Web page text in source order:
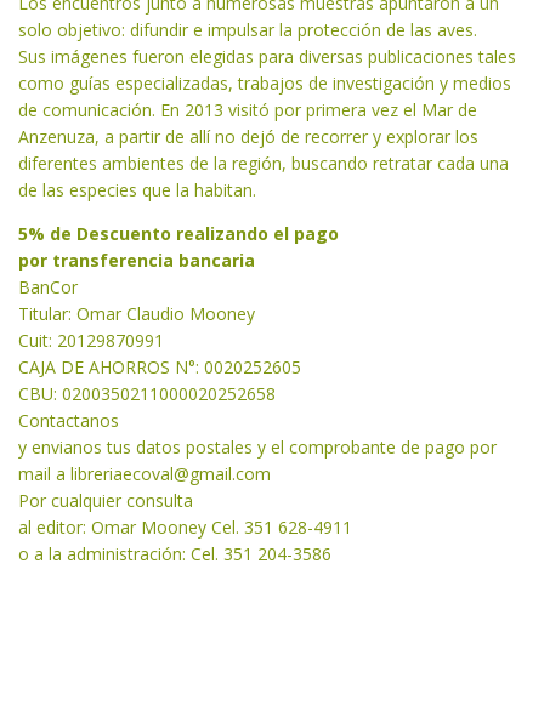
solo objetivo: difundir e impulsar la protección de las aves.
Sus imágenes fueron elegidas para diversas publicaciones tales
como guías especializadas, trabajos de investigación y medios
de comunicación. En 2013 visitó por primera vez el Mar de
Anzenuza, a partir de allí no dejó de recorrer y explorar los
diferentes ambientes de la región, buscando retratar cada una
de las especies que la habitan.
5% de Descuento realizando el pago
por transferencia bancaria
BanCor
Titular: Omar Claudio Mooney
Cuit: 20129870991
CAJA DE AHORROS N°: 0020252605
CBU: 0200350211000020252658
Contactanos
y envianos tus datos postales y el comprobante de pago por
mail a libreriaecoval@gmail.com
Por cualquier consulta
al editor: Omar Mooney Cel. 351 628-4911
o a la administración: Cel. 351 204-3586